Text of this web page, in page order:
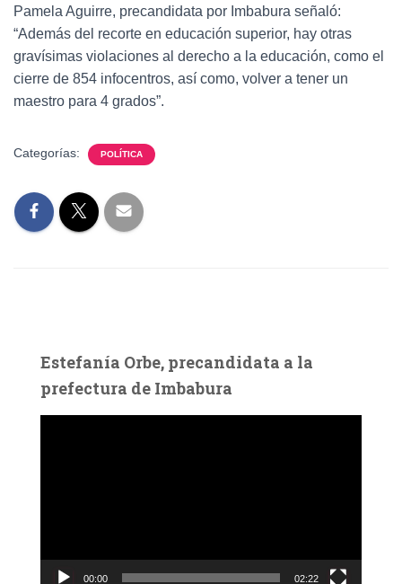
Pamela Aguirre, precandidata por Imbabura señaló:
“Además del recorte en educación superior, hay otras
gravísimas violaciones al derecho a la educación, como el
cierre de 854 infocentros, así como, volver a tener un
maestro para 4 grados”.
Categorías: POLÍTICA
Estefanía Orbe, precandidata a la
prefectura de Imbabura
c
00:00 02:22